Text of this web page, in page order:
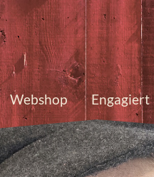
Webshop Engagiert